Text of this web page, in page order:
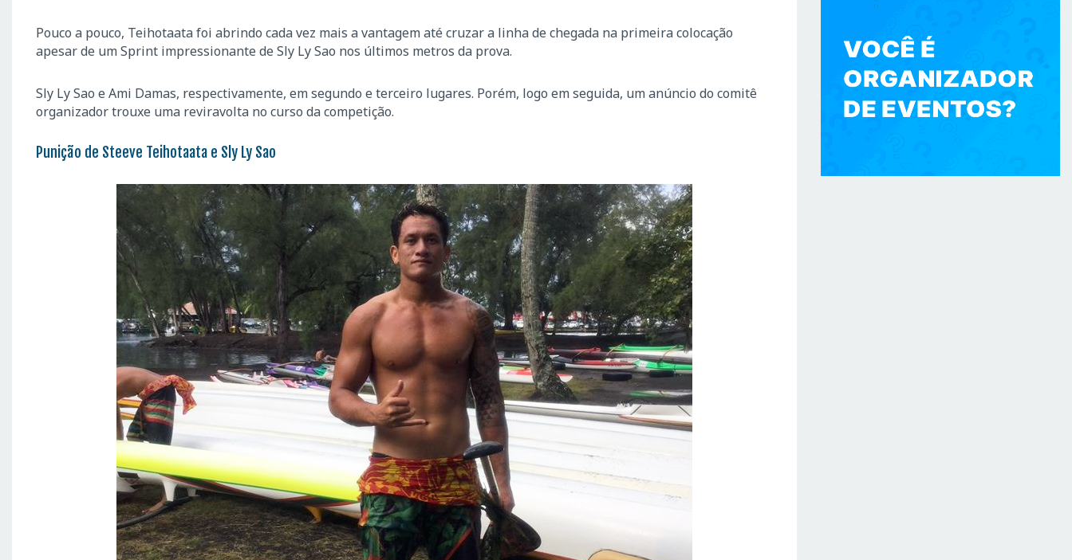
Pouco a pouco, Teihotaata foi abrindo cada vez mais a vantagem até cruzar a linha de chegada na primeira colocação
apesar de um Sprint impressionante de Sly Ly Sao nos últimos metros da prova.
Sly Ly Sao e Ami Damas, respectivamente, em segundo e terceiro lugares. Porém, logo em seguida, um anúncio do comitê
organizador trouxe uma reviravolta no curso da competição.
Punição de Steeve Teihotaata e Sly Ly Sao